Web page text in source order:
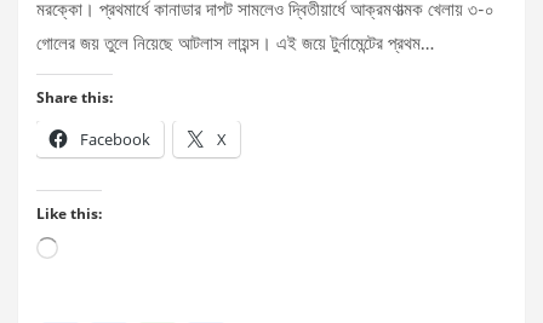
মরক্কো। প্রথমার্ধে কানাডার দাপট সামলেও দ্বিতীয়ার্ধে আক্রমণাত্মক খেলায় ৩-০
গোলের জয় তুলে নিয়েছে আটলাস লায়ন্স। এই জয়ে টুর্নামেন্টের প্রথম…
Share this:
Facebook X
Like this:
Loading…